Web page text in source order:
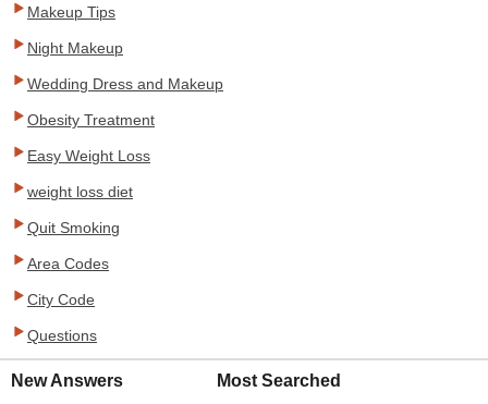
Makeup Tips
Night Makeup
Wedding Dress and Makeup
Obesity Treatment
Easy Weight Loss
weight loss diet
Quit Smoking
Area Codes
City Code
Questions
New Answers Most Searched